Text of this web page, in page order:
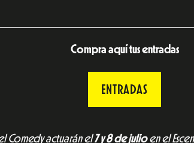
Compra aquí tus entradas
ENTRADAS
Comedy actuarán el7 y 8 de julioen el